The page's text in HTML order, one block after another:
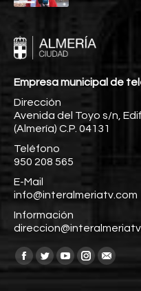
Empresa municipal de
Dirección
Avenida del Toyo s/n,
(Almería) C.P. 04131
Teléfono
950 208 565
E-Mail
info@interalmeriatv.com
Información
Encuéntranos en:
Facebook
TwitterYouTube
Instagram
Mail